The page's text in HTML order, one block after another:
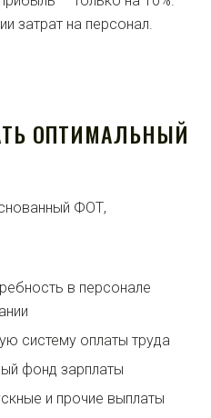
затрат на персонал.
ОПТИМАЛЬНЫЙ
ФОТ,
в персонале
систему оплаты труда
фонд зарплаты
и прочие выплаты